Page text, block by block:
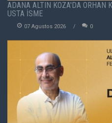
ADANA ALTIN KOZA'DA ORHAN
USTA İSME
07 Agustos 2026 0